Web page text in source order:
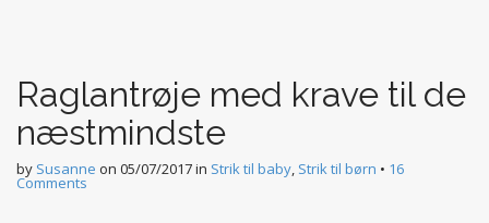
Raglantrøje med krave til de
næstmindste
by Susanne on 05/07/2017in Strik til baby, Strik til børn • 16
Comments